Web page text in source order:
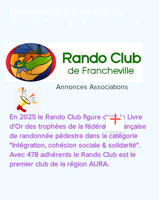
En 2025 le Rando Club figure dans le Livre
d'Or des trophées de la fédération française
de randonnée pédestre dans la catégorie
"Intégration, cohésion sociale & solidarité".
Avec 478 adhérents le Rando Club est le
premier club de la région AURA.
Annonces Associations